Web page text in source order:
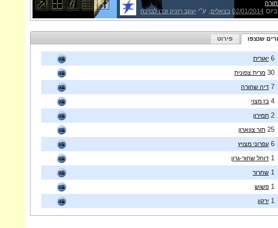
02/01/2014 בצאלים, ע"י יעקב רזניק זכרו לברכה
שנצפו פירוט
6 יאורית
30 מרית צפונית
7 דיה שחורה
4 בז מצוי
2 תמירון
25 תור צווארון
6 עפרוני מצויץ
1 דוחל שחור-גרון
1 שחרור
1 פשוש
1 ירקון